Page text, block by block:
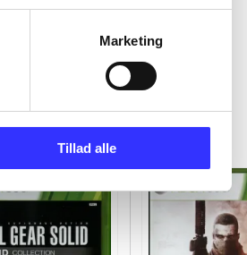
Marketing
Tillad alle